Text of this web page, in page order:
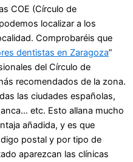
COE (Círculo de
localizar a los
Comprobaréis que
dentistas en Zaragoza”
del Círculo de
recomendados de la zona.
las ciudades españolas,
etc. Esto allana mucho
añadida, y es que
postal y por tipo de
aparezcan las clínicas